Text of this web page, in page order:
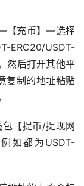
【充币】—选择
ERC20/USDT-
然后打开其他平
复制的地址粘贴
【提币/提现网
如都为USDT-